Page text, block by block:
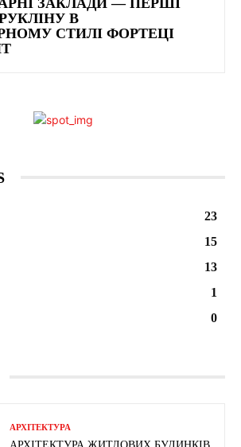
В
СТИЛІ ФОРТЕЦІ
23
15
13
1
0
АРХІТЕКТУРА